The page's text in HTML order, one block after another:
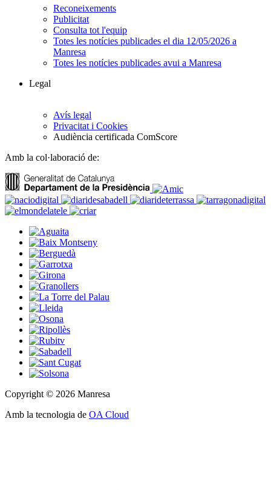
Reconeixements
Publicitat
Consulta tot l'equip
Totes les notícies publicades el dia 12/05/2026 a
Manresa
Totes les notícies publicades avui a Manresa
Legal
Avís legal
Privacitat i Cookies
Audiència certificada ComScore
Amb la col·laboració de:
Copyright © 2026 Manresa
Amb la tecnologia de OA Cloud